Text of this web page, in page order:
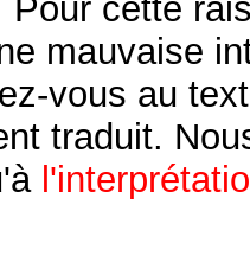
cette
mauvaise
vous au
traduit.